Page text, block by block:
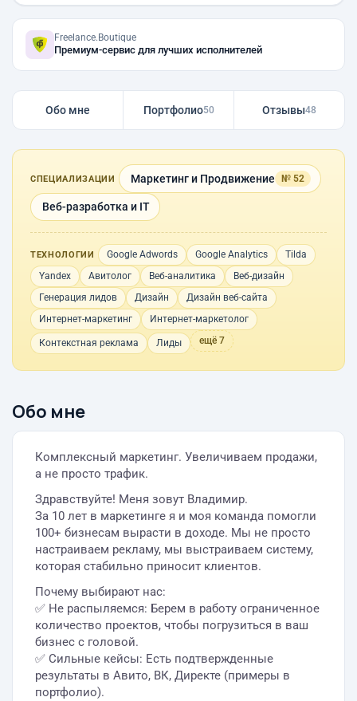
Freelance.Boutique
Премиум-сервис для лучших исполнителей
Обо мне Портфолио50 Отзывы48
СПЕЦИАЛИЗАЦИИ Маркетинг и Продвижение № 52
Веб-разработка и IT
ТЕХНОЛОГИИ Google Adwords Google Analytics
Tilda
Yandex
Авитолог Веб-аналитика
Веб-дизайн
Генерация лидов
Дизайн
Дизайн веб-сайта
Интернет-маркетинг
Интернет-маркетолог
Контекстная реклама Лиды ещё 7
Обо мне
Комплексный маркетинг. Увеличиваем продажи,
а не просто трафик.
Здравствуйте! Меня зовут Владимир.
За 10 лет в маркетинге я и моя команда помогли
100+ бизнесам вырасти в доходе. Мы не просто
настраиваем рекламу, мы выстраиваем систему,
которая стабильно приносит клиентов.
Почему выбирают нас:
✅ Не распыляемся: Берем в работу ограниченное
количество проектов, чтобы погрузиться в ваш
бизнес с головой.
✅ Сильные кейсы: Есть подтвержденные
результаты в Авито, ВК, Директе (примеры в
портфолио).